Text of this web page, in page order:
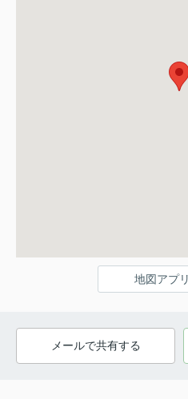
地図アプ
メールで共有する